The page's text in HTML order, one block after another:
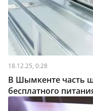
18.12.25, 0:28
В Шымкенте часть
бесплатного